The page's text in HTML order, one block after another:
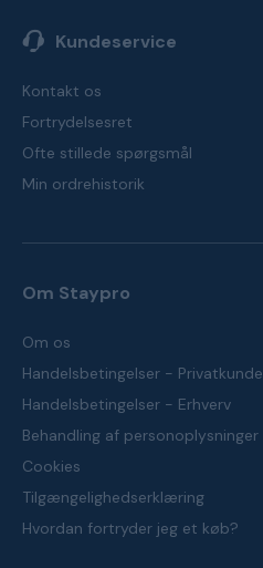
Kundeservice
Kontakt os
Fortrydelsesret
Ofte stillede spørgsmål
Min ordrehistorik
Om Staypro
Om os
Handelsbetingelser - Privatkunde
Handelsbetingelser - Erhverv
Behandling af personoplysninger
Cookies
Tilgængelighedserklæring
Hvordan fortryder jeg et køb?